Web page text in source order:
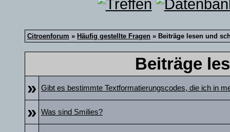
Citroenforum » Häufig gestellte Fragen » Beiträge lesen und
Beiträge
» Gibt es bestimmte Textformatierungscodes, die ich in
» Was sind Smilies?